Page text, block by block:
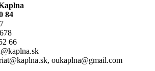
84
66
oukaplna@gmail.com